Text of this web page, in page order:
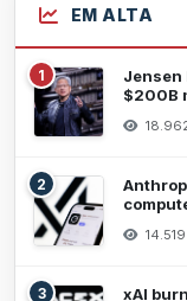
EM ALTA
1
Jensen
$200B
2
14.519
3
xAI